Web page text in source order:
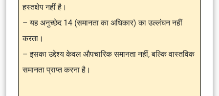
हस्तक्षेप नहीं है।
– यह अनुच्छेद 14 (समानता का अधिकार) का उल्लंघन नहीं
करता।
– इसका उद्देश्य केवल औपचारिक समानता नहीं, बल्कि वास्तविक
समानता प्राप्त करना है।